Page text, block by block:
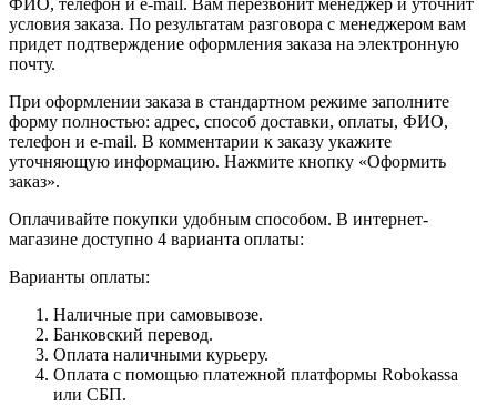
ФИО, телефон и e-mail. Вам перезвонит менеджер и уточнит
условия заказа. По результатам разговора с менеджером вам
придет подтверждение оформления заказа на электронную
почту.
При оформлении заказа в стандартном режиме заполните
форму полностью: адрес, способ доставки, оплаты, ФИО,
телефон и e-mail. В комментарии к заказу укажите
уточняющую информацию. Нажмите кнопку «Оформить
заказ».
Оплачивайте покупки удобным способом. В интернет-
магазине доступно 4 варианта оплаты:
Варианты оплаты:
Наличные при самовывозе.
Банковский перевод.
Оплата наличными курьеру.
Оплата с помощью платежной платформы Robokassa
или СБП.